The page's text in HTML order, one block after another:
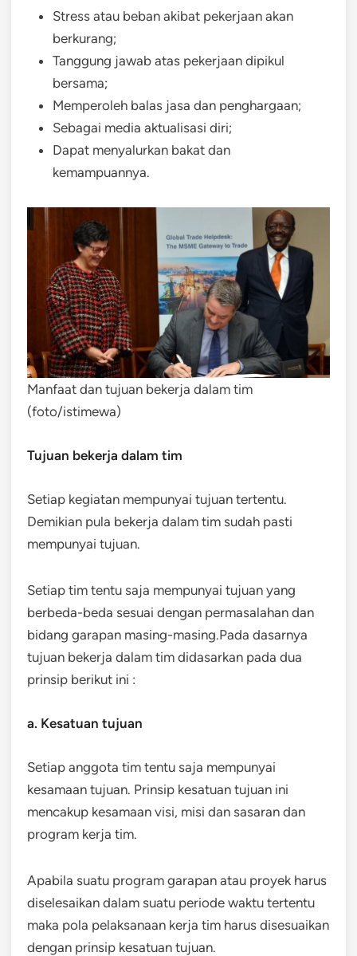
Stress atau beban akibat pekerjaan akan
berkurang;
Tanggung jawab atas pekerjaan dipikul
bersama;
Memperoleh balas jasa dan penghargaan;
Sebagai media aktualisasi diri;
Dapat menyalurkan bakat dan
kemampuannya.
Manfaat dan tujuan bekerja dalam tim
(foto/istimewa)
Tujuan bekerja dalam tim
Setiap kegiatan mempunyai tujuan tertentu.
Demikian pula bekerja dalam tim sudah pasti
mempunyai tujuan.
Setiap tim tentu saja mempunyai tujuan yang
berbeda-beda sesuai dengan permasalahan dan
bidang garapan masing-masing.Pada dasarnya
tujuan bekerja dalam tim didasarkan pada dua
prinsip berikut ini :
a. Kesatuan tujuan
Setiap anggota tim tentu saja mempunyai
kesamaan tujuan. Prinsip kesatuan tujuan ini
mencakup kesamaan visi, misi dan sasaran dan
program kerja tim.
Apabila suatu program garapan atau proyek harus
diselesaikan dalam suatu periode waktu tertentu
maka pola pelaksanaan kerja tim harus disesuaikan
dengan prinsip kesatuan tujuan.